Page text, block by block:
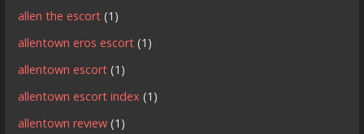
allen the escort (1)
allentown eros escort (1)
allentown escort (1)
allentown escort index (1)
allentown review (1)